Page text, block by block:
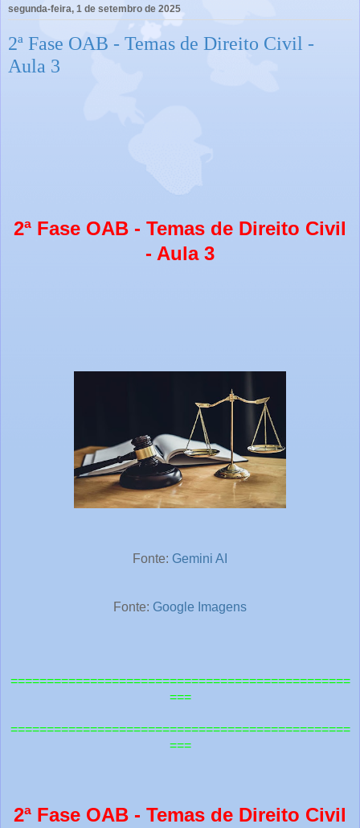
segunda-feira, 1 de setembro de 2025
2ª Fase OAB - Temas de Direito Civil -
Aula 3
2ª Fase OAB - Temas de Direito Civil
- Aula 3
Fonte: Gemini AI
Fonte: Google Imagens
===============================================
===
===============================================
===
2ª Fase OAB - Temas de Direito Civil